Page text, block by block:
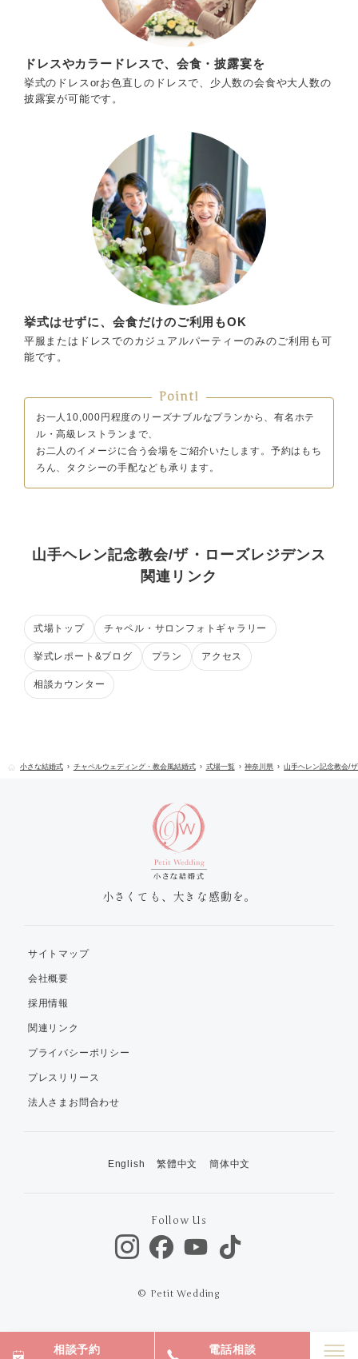
ドレスやカラードレスで、会食・披露宴を
挙式のドレスorお色直しのドレスで、少人数の会食や大人数の
披露宴が可能です。
挙式はせずに、会食だけのご利用もOK
平服またはドレスでのカジュアルパーティーのみのご利用も可
能です。
Point!
お一人10,000円程度のリーズナブルなプランから、有名ホテ
ル・高級レストランまで、
お二人のイメージに合う会場をご紹介いたします。予約はもち
ろん、タクシーの手配なども承ります。
山手ヘレン記念教会/ザ・ローズレジデンス
関連リンク
式場トップ チャペル・サロンフォトギャラリー
挙式レポート&ブログ プラン アクセス
相談カウンター
小さな結婚式 チャペルウェディング・教会風結婚式 式場一覧 神奈川県 山手ヘレン記念教会/
相談予約 電話相談
小さくても、大きな感動を。
サイトマップ
会社概要
採用情報
関連リンク
プライバシーポリシー
プレスリリース
法人さまお問合わせ
English 繁體中文 簡体中文
Follow Us
© Petit Wedding